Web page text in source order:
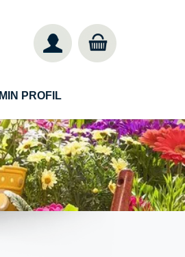
MIN PROFIL